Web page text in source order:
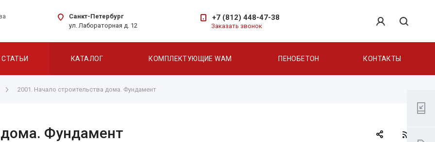
Санкт-Петербург
ул. Лабораторная д. 12
+7 (812) 448-47-38
Заказать звонок
СТАТЬИ КАТАЛОГ КОМПЛЕКТУЮЩИЕ WAM ПЕНОБЕТОН КОНТАКТЫ
2001. Начало строительства дома. Фундамент
дома. Фундамент